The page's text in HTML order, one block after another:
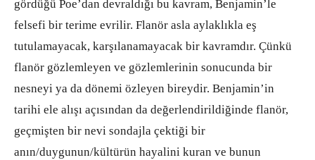
gördüğü Poe’dan devraldığı bu kavram, Benjamin’le
felsefi bir terime evrilir. Flanör asla aylaklıkla eş
tutulamayacak, karşılanamayacak bir kavramdır. Çünkü
flanör gözlemleyen ve gözlemlerinin sonucunda bir
nesneyi ya da dönemi özleyen bireydir. Benjamin’in
tarihi ele alışı açısından da değerlendirildiğinde flanör,
geçmişten bir nevi sondajla çektiği bir
anın/duygunun/kültürün hayalini kuran ve bunun